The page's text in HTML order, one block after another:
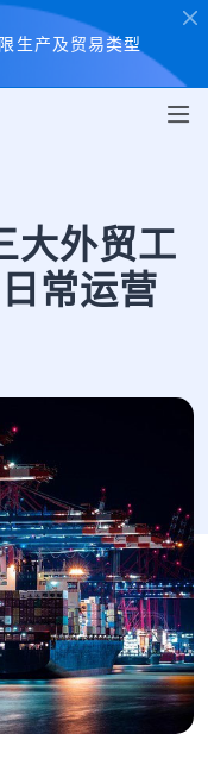
生产及贸易类型
大外贸工
常运营